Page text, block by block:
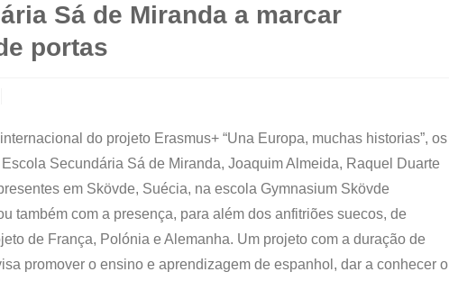
Sá de Miranda a marcar
portas
do projeto Erasmus+ “Una Europa, muchas historias”, os
Secundária Sá de Miranda, Joaquim Almeida, Raquel Duarte
em Skövde, Suécia, na escola Gymnasium Skövde
também com a presença, para além dos anfitriões suecos, de
de França, Polónia e Alemanha. Um projeto com a duração de
promover o ensino e aprendizagem de espanhol, dar a conhecer o